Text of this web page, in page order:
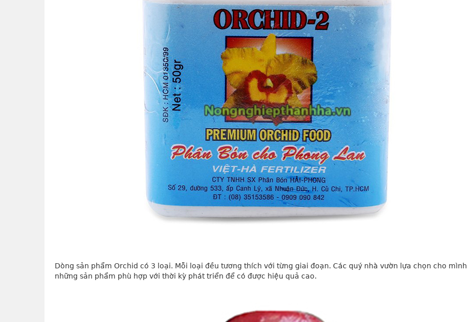
Dòng sản phẩm Orchid có 3 loại. Mỗi loại đều tương thích với từng giai đoạn. Các quý nhà vườn lựa chọn cho mình
những sản phẩm phù hợp với thời kỳ phát triển để có được hiệu quả cao.